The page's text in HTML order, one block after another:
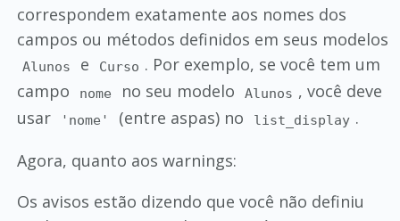
correspondem exatamente aos nomes dos
campos ou métodos definidos em seus modelos
Alunos e Curso . Por exemplo, se você tem um
campo
nome no seu modelo Alunos , você deve
usar
'nome' (entre aspas) no list_display .
Agora, quanto aos warnings:
Os avisos estão dizendo que você não definiu